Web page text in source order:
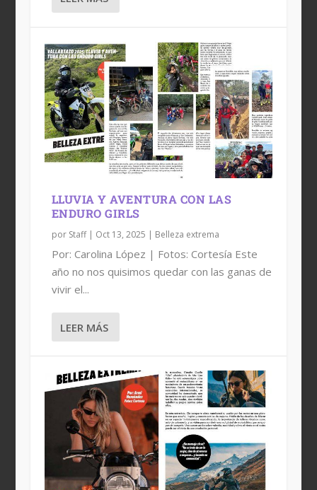
LLUVIA Y AVENTURA CON LAS
ENDURO GIRLS
por Staff| Oct 13, 2025 | Belleza extrema
Por: Carolina López | Fotos: Cortesía Este
año no nos quisimos quedar con las ganas de
vivir el...
LEER MÁS